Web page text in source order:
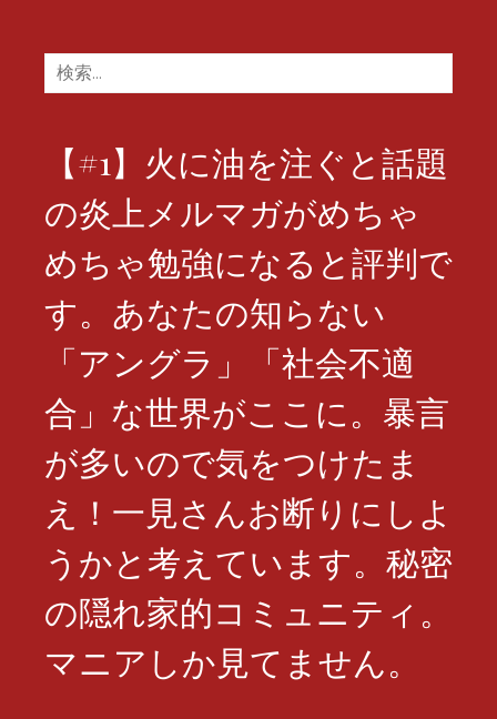
検
索:
【#1】火に油を注ぐと話題
の炎上メルマガがめちゃ
めちゃ勉強になると評判で
す。あなたの知らない
「アングラ」「社会不適
合」な世界がここに。暴言
が多いので気をつけたま
え！一見さんお断りにしよ
うかと考えています。秘密
の隠れ家的コミュニティ。
マニアしか見てません。